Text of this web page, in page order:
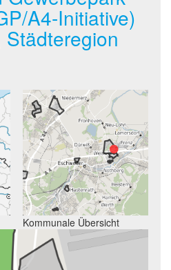
A4-Initiative)
Städteregion
Kommunale Übersicht